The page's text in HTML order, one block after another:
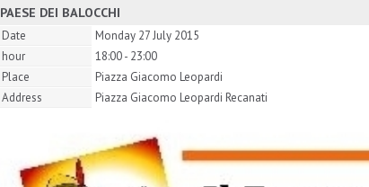
PAESE DEI BALOCCHI
Date
Monday 27 July 2015
hour
18:00 - 23:00
Place
Piazza Giacomo Leopardi
Address
Piazza Giacomo Leopardi Recanati